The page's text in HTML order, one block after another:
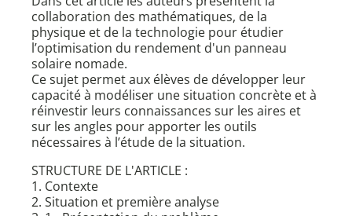
collaboration des mathématiques, de la
physique et de la technologie pour étudier
l’optimisation du rendement d'un panneau
solaire nomade.
Ce sujet permet aux élèves de développer leur
capacité à modéliser une situation concrète et à
réinvestir leurs connaissances sur les aires et
sur les angles pour apporter les outils
nécessaires à l’étude de la situation.
STRUCTURE DE L'ARTICLE :
1. Contexte
2. Situation et première analyse